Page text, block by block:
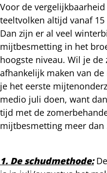
Voor de
teeltvolken altijd vanaf
Dan zijn er al veel
mijtbesmetting in het
hoogste niveau. Wil je
afhankelijk maken van
je het eerste
medio juli doen, want
tijd met de
mijtbesmetting meer dan
1. De schudmethode: